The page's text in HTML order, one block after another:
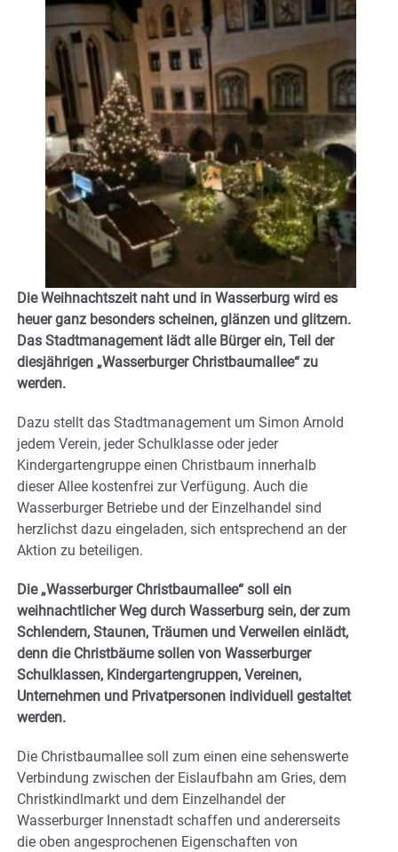
Die Weihnachtszeit naht und in Wasserburg wird es
heuer ganz besonders scheinen, glänzen und glitzern.
Das Stadtmanagement lädt alle Bürger ein, Teil der
diesjährigen „Wasserburger Christbaumallee“ zu
werden.
Dazu stellt das Stadtmanagement um Simon Arnold
jedem Verein, jeder Schulklasse oder jeder
Kindergartengruppe einen Christbaum innerhalb
dieser Allee kostenfrei zur Verfügung. Auch die
Wasserburger Betriebe und der Einzelhandel sind
herzlichst dazu eingeladen, sich entsprechend an der
Aktion zu beteiligen.
Die „Wasserburger Christbaumallee“ soll ein
weihnachtlicher Weg durch Wasserburg sein, der zum
Schlendern, Staunen, Träumen und Verweilen einlädt,
denn die Christbäume sollen von Wasserburger
Schulklassen, Kindergartengruppen, Vereinen,
Unternehmen und Privatpersonen individuell gestaltet
werden.
Die Christbaumallee soll zum einen eine sehenswerte
Verbindung zwischen der Eislaufbahn am Gries, dem
Christkindlmarkt und dem Einzelhandel der
Wasserburger Innenstadt schaffen und andererseits
die oben angesprochenen Eigenschaften von